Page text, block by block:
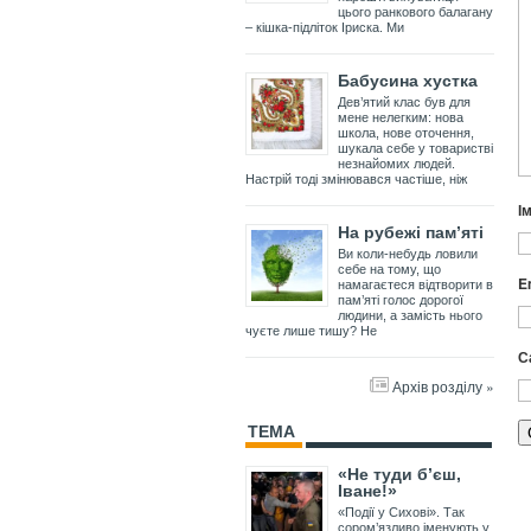
цього ранкового балагану
– кішка-підліток Іриска. Ми
Бабусина хустка
Дев’ятий клас був для
мене нелегким: нова
школа, нове оточення,
шукала себе у товаристві
незнайомих людей.
Настрій тоді змінювався частіше, ніж
На рубежі пам’яті
Ви коли-небудь ловили
себе на тому, що
намагаєтеся відтворити в
пам’яті голос дорогої
людини, а замість нього
чуєте лише тишу? Не
Архів розділу »
ТЕМА
«Не туди б’єш,
Іване!»
«Події у Сихові». Так
сором’язливо іменують у